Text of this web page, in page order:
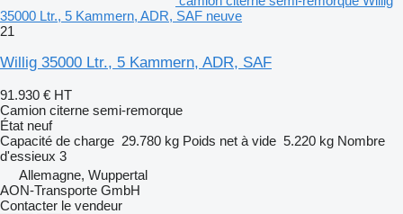
35000 Ltr., 5 Kammern, ADR, SAF neuve
21
Willig 35000 Ltr., 5 Kammern, ADR, SAF
91.930 € HT
Camion citerne semi-remorque
État neuf
Capacité de charge 29.780 kg Poids net à vide 5.220 kg Nombre
d'essieux 3
Allemagne, Wuppertal
AON-Transporte GmbH
Contacter le vendeur